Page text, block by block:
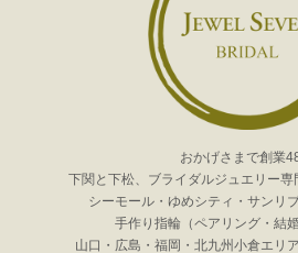
おかげさまで創業
下関と下松、ブライダルジュエリー専
シーモール・ゆめシティ・サンリ
手作り指輪（ペアリング・結
山口・広島・福岡・北九州小倉エリ